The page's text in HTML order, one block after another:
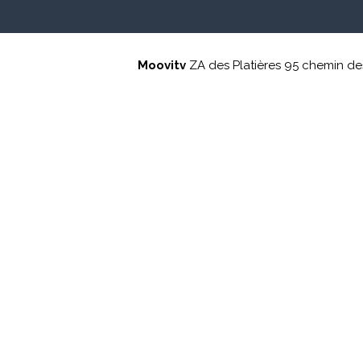
Moovitv ZA des Platières 95 chemin